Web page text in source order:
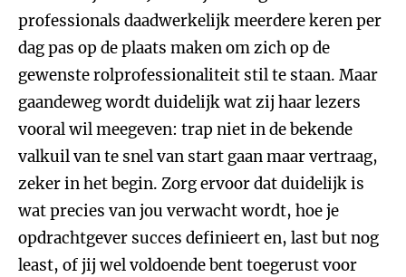
professionals daadwerkelijk meerdere keren per
dag pas op de plaats maken om zich op de
gewenste rolprofessionaliteit stil te staan. Maar
gaandeweg wordt duidelijk wat zij haar lezers
vooral wil meegeven: trap niet in de bekende
valkuil van te snel van start gaan maar vertraag,
zeker in het begin. Zorg ervoor dat duidelijk is
wat precies van jou verwacht wordt, hoe je
opdrachtgever succes definieert en, last but nog
least, of jij wel voldoende bent toegerust voor